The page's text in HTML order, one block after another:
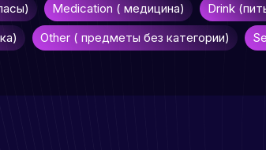
Medication ( медицина) Drink
Other ( предметы без категории)